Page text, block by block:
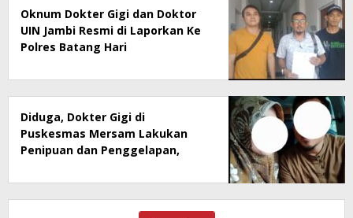
Oknum Dokter Gigi dan Doktor
UIN Jambi Resmi di Laporkan Ke
Polres Batang Hari
Diduga, Dokter Gigi di
Puskesmas Mersam Lakukan
Penipuan dan Penggelapan,